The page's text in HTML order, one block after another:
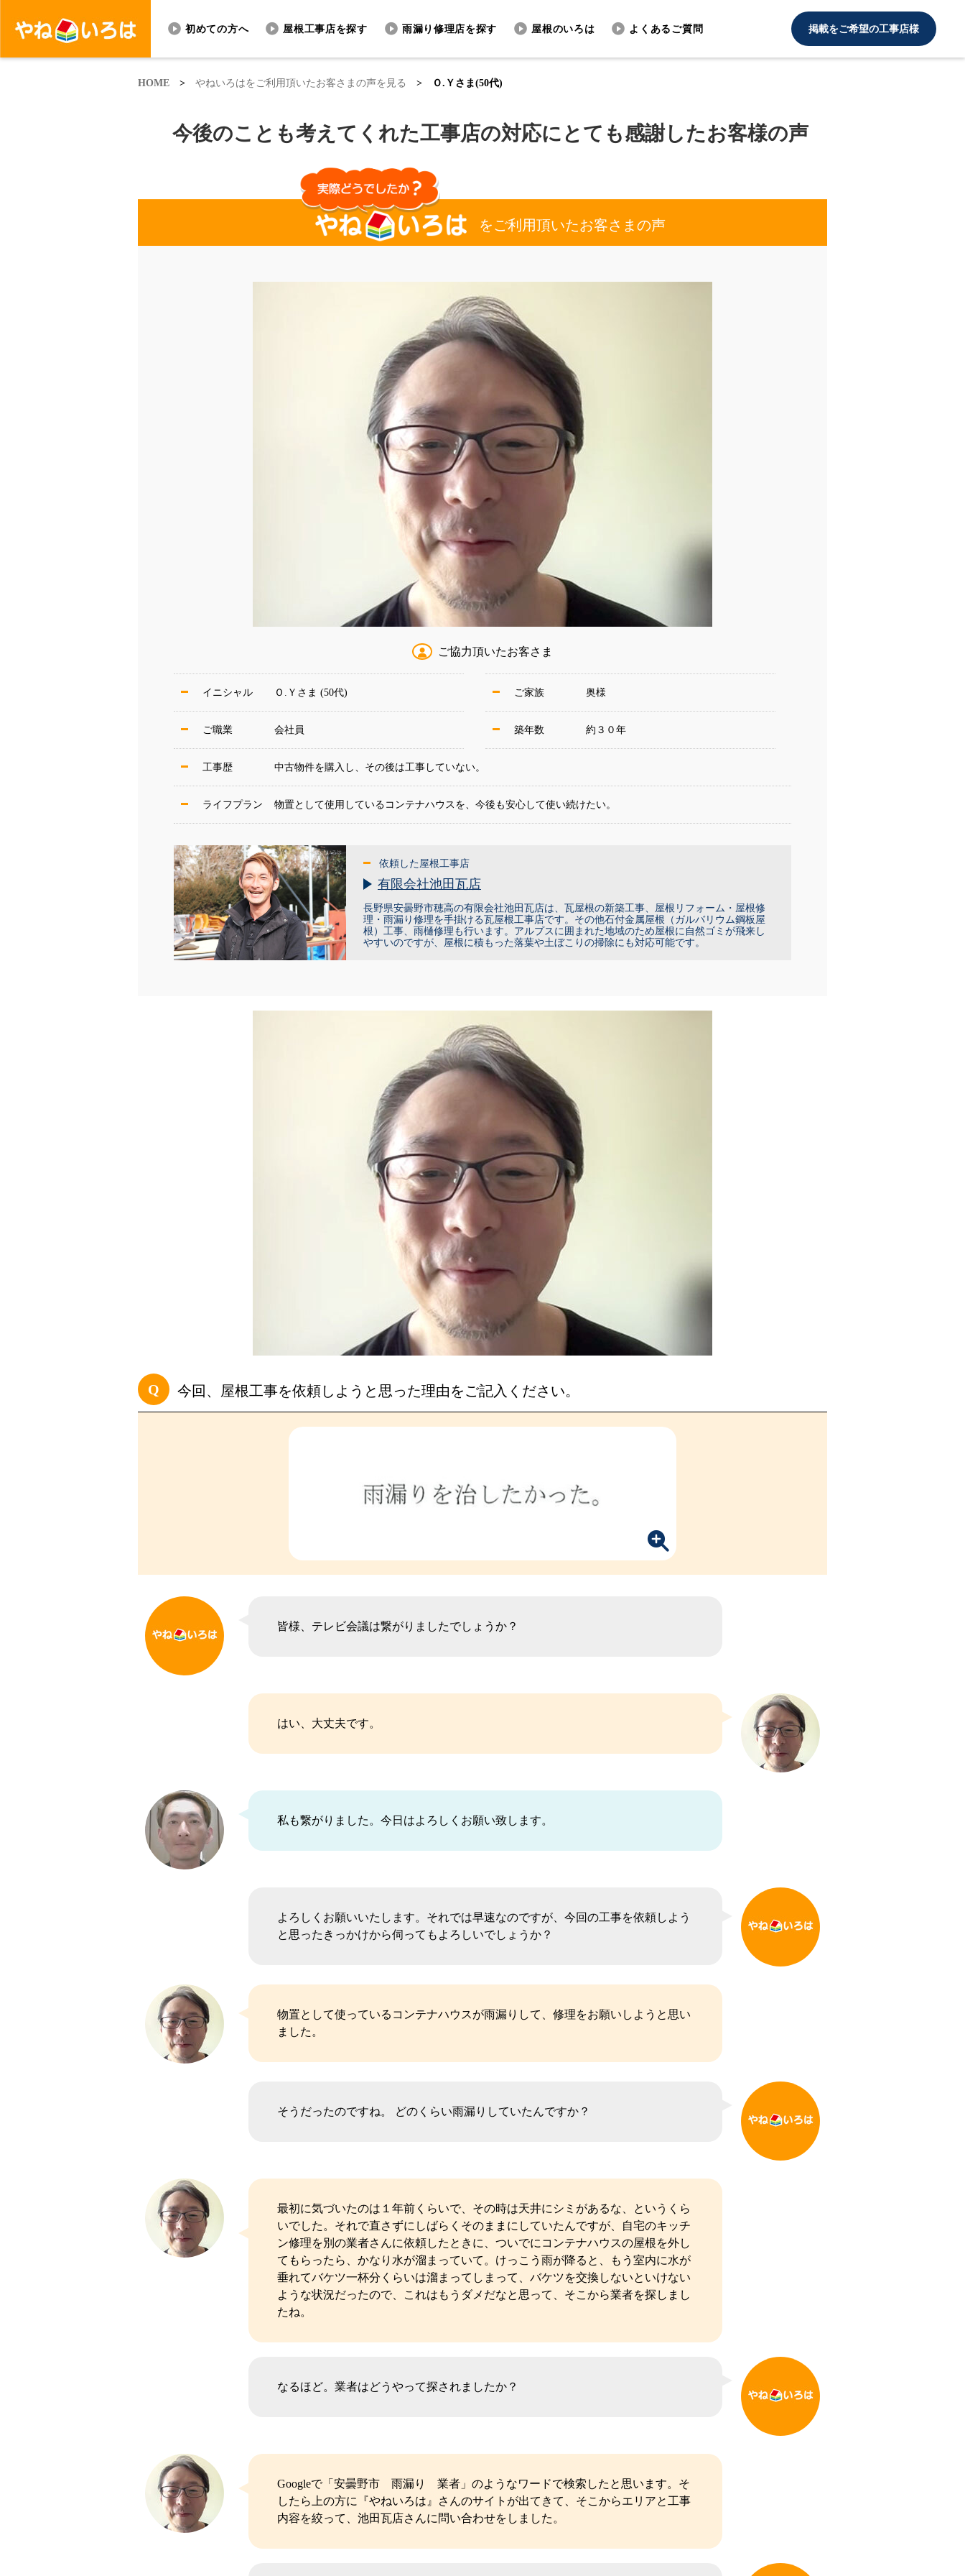
初めての方へ 屋根工事店を探す 雨漏り修理店を探す 屋根のいろは よくあるご質問 掲載をご希望の工事店様
HOME > やねいろはをご利用頂いたお客さまの声を見る > Ｏ.Ｙさま(50代)
今後のことも考えてくれた工事店の対応にとても感謝したお客様の声
をご利用頂いたお客さまの声
ご協力頂いたお客さま
イニシャル Ｏ.Ｙさま (50代)
ご職業 会社員
ご家族 奥様
築年数 約３０年
工事歴 中古物件を購入し、その後は工事していない。
ライフプラン 物置として使用しているコンテナハウスを、今後も安心して使い続けたい。
依頼した屋根工事店
有限会社池田瓦店
長野県安曇野市穂高の有限会社池田瓦店は、瓦屋根の新築工事、屋根リフォーム・屋根修
理・雨漏り修理を手掛ける瓦屋根工事店です。その他石付金属屋根（ガルバリウム鋼板屋
根）工事、雨樋修理も行います。アルプスに囲まれた地域のため屋根に自然ゴミが飛来し
やすいのですが、屋根に積もった落葉や土ぼこりの掃除にも対応可能です。
Q 今回、屋根工事を依頼しようと思った理由をご記入ください。
皆様、テレビ会議は繋がりましたでしょうか？
はい、大丈夫です。
私も繋がりました。今日はよろしくお願い致します。
よろしくお願いいたします。それでは早速なのですが、今回の工事を依頼しよう
と思ったきっかけから伺ってもよろしいでしょうか？
物置として使っているコンテナハウスが雨漏りして、修理をお願いしようと思い
ました。
そうだったのですね。 どのくらい雨漏りしていたんですか？
最初に気づいたのは１年前くらいで、その時は天井にシミがあるな、というくら
いでした。それで直さずにしばらくそのままにしていたんですが、自宅のキッチ
ン修理を別の業者さんに依頼したときに、ついでにコンテナハウスの屋根を外し
てもらったら、かなり水が溜まっていて。けっこう雨が降ると、もう室内に水が
垂れてバケツ一杯分くらいは溜まってしまって、バケツを交換しないといけない
ような状況だったので、これはもうダメだなと思って、そこから業者を探しまし
たね。
なるほど。業者はどうやって探されましたか？
Googleで「安曇野市 雨漏り 業者」のようなワードで検索したと思います。そ
したら上の方に『やねいろは』さんのサイトが出てきて、そこからエリアと工事
内容を絞って、池田瓦店さんに問い合わせをしました。